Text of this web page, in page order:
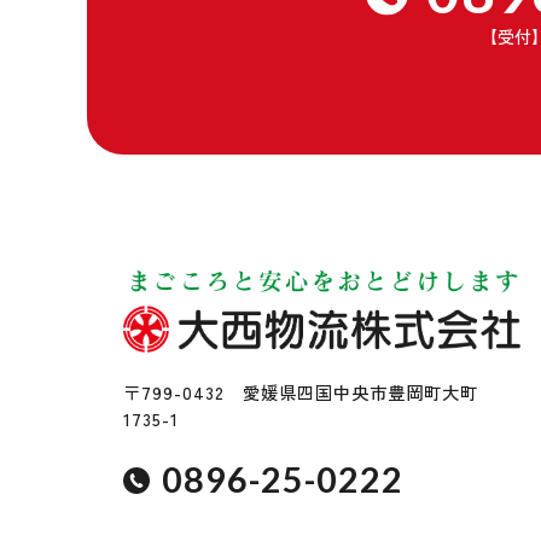
【受付
〒799-0432 愛媛県四国中央市豊岡町大町
1735-1
0896-25-0222